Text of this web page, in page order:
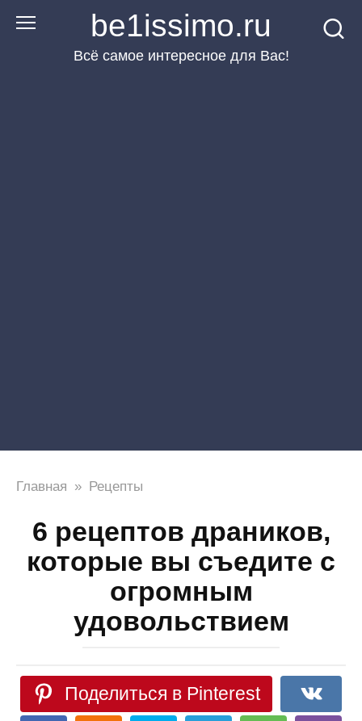
Перейти
be1issimo.ru
Всё самое интересное для Вас!
Главная » Рецепты
6 рецептов драников,
которые вы съедите с
огромным
удовольствием
Поделиться в Pinterest